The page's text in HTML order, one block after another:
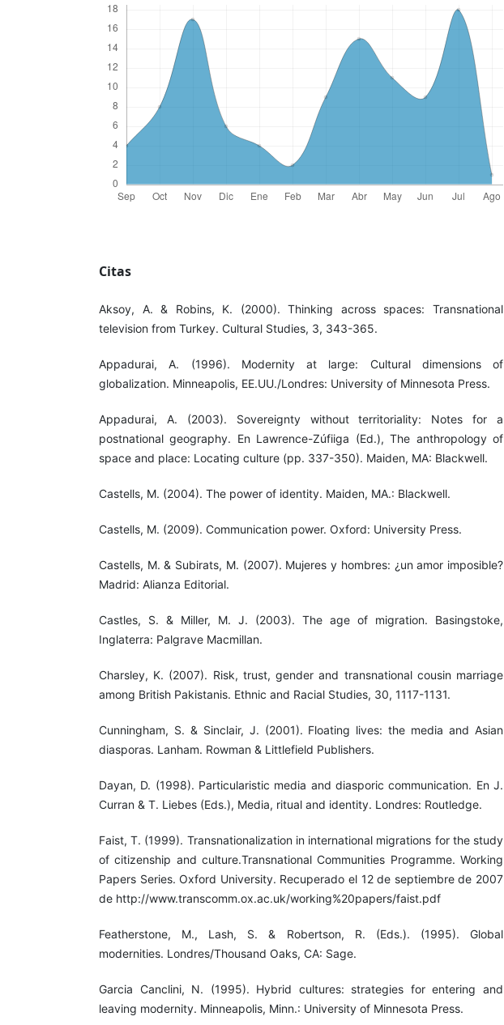
Citas
Aksoy, A. & Robins, K. (2000). Thinking across spaces: Transnational
television from Turkey. Cultural Studies, 3, 343-365.
Appadurai, A. (1996). Modernity at large: Cultural dimensions of
globalization. Minneapolis, EE.UU./Londres: University of Minnesota Press.
Appadurai, A. (2003). Sovereignty without territoriality: Notes for a
postnational geography. En Lawrence-Zúfiiga (Ed.), The anthropology of
space and place: Locating culture (pp. 337-350). Maiden, MA: Blackwell.
Castells, M. (2004). The power of identity. Maiden, MA.: Blackwell.
Castells, M. (2009). Communication power. Oxford: University Press.
Castells, M. & Subirats, M. (2007). Mujeres y hombres: ¿un amor imposible?
Madrid: Alianza Editorial.
Castles, S. & Miller, M. J. (2003). The age of migration. Basingstoke,
Inglaterra: Palgrave Macmillan.
Charsley, K. (2007). Risk, trust, gender and transnational cousin marriage
among British Pakistanis. Ethnic and Racial Studies, 30, 1117-1131.
Cunningham, S. & Sinclair, J. (2001). Floating lives: the media and Asian
diasporas. Lanham. Rowman & Littlefield Publishers.
Dayan, D. (1998). Particularistic media and diasporic communication. En J.
Curran & T. Liebes (Eds.), Media, ritual and identity. Londres: Routledge.
Faist, T. (1999). Transnationalization in international migrations for the study
of citizenship and culture.Transnational Communities Programme. Working
Papers Series. Oxford University. Recuperado el 12 de septiembre de 2007
de http://www.transcomm.ox.ac.uk/working%20papers/faist.pdf
Featherstone, M., Lash, S. & Robertson, R. (Eds.). (1995). Global
modernities. Londres/Thousand Oaks, CA: Sage.
Garcia Canclini, N. (1995). Hybrid cultures: strategies for entering and
leaving modernity. Minneapolis, Minn.: University of Minnesota Press.